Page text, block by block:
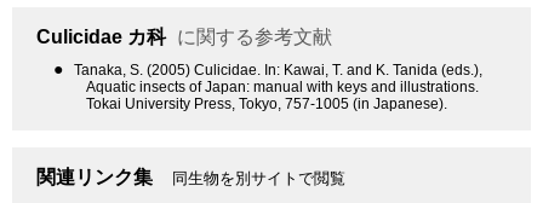
Culicidae カ科 に関する参考文献
●
Tanaka, S. (2005) Culicidae. In: Kawai, T. and K. Tanida (eds.),
Aquatic insects of Japan: manual with keys and illustrations.
Tokai University Press, Tokyo, 757-1005 (in Japanese).
関連リンク集 同生物を別サイトで閲覧